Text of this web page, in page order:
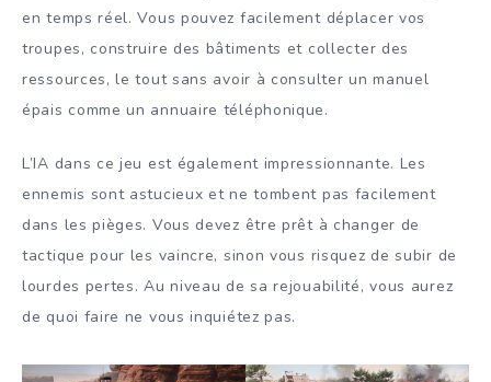
en temps réel. Vous pouvez facilement déplacer vos
troupes, construire des bâtiments et collecter des
ressources, le tout sans avoir à consulter un manuel
épais comme un annuaire téléphonique.
L’IA dans ce jeu est également impressionnante. Les
ennemis sont astucieux et ne tombent pas facilement
dans les pièges. Vous devez être prêt à changer de
tactique pour les vaincre, sinon vous risquez de subir de
lourdes pertes. Au niveau de sa rejouabilité, vous aurez
de quoi faire ne vous inquiétez pas.